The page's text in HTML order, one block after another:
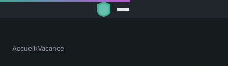
Accueil›Vacance